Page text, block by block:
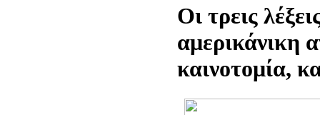
Οι τρεις
αμερικάνικη
καινοτομία,